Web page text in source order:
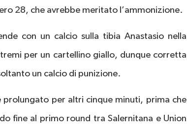
28, che avrebbe meritato l’ammonizione.
con un calcio sulla tibia Anastasio nella
per un cartellino giallo, dunque corretta
un calcio di punizione.
per altri cinque minuti, prima che
fine al primo round tra Salernitana e Union